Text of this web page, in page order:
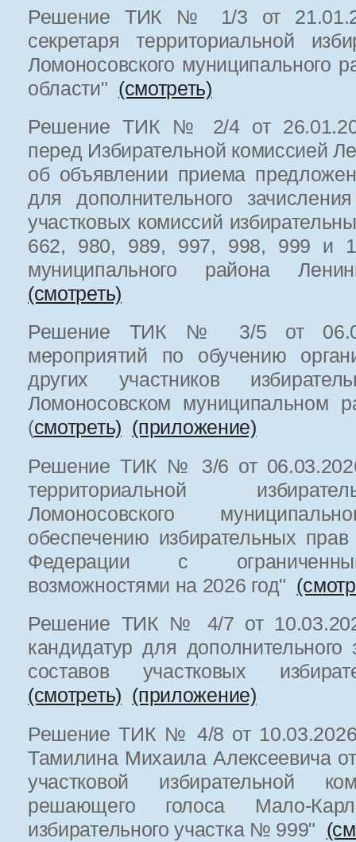
Решение ТИК № 1/3 от
секретаря территориальной
Ломоносовского муниципального
области" (смотреть)
Решение ТИК № 2/4 от
перед Избирательной комиссией
об объявлении приема
для дополнительного
участковых комиссий
662, 980, 989, 997, 998, 999 и
муниципального района
(смотреть)
Решение ТИК № 3/5 от
мероприятий по обучению
других участников
Ломоносовском муниципальном
(смотреть) (приложение)
Решение ТИК № 3/6 от
территориальной
Ломоносовского
обеспечению избирательных
Федерации с
возможностями на 2026 год"
Решение ТИК № 4/7 от
кандидатур для дополнительного
составов участковых
(смотреть) (приложение)
Решение ТИК № 4/8 от
Тамилина Михаила Алексеевича
участковой избирательной
решающего голоса Мало-
избирательного участка № 999"